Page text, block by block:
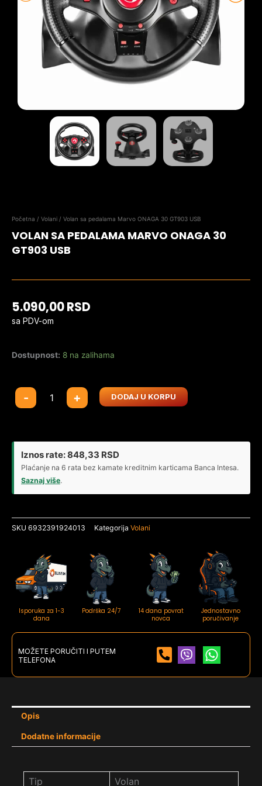
Početna / Volani / Volan sa pedalama Marvo ONAGA 30 GT903 USB
VOLAN SA PEDALAMA MARVO ONAGA 30
GT903 USB
5.090,00RSD
sa PDV-om
Dostupnost: 8 na zalihama
-
Volan
sa
ONAGA
GT903
USB
količina
+ DODAJ U KORPU
Iznos rate:848,33 RSD
Plaćanje na 6 rata bez kamate kreditnim karticama Banca Intesa.
Saznaj više.
SKU 6932391924013 Kategorija Volani
Isporuka za 1-3
dana
Podrška 24/7
14 dana povrat
novca
Jednostavno
poručivanje
MOŽETE PORUČITI I PUTEM
TELEFONA
Opis
Dodatne informacije
Tip Volan